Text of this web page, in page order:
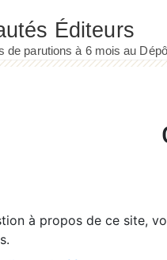
à propos de ce site,